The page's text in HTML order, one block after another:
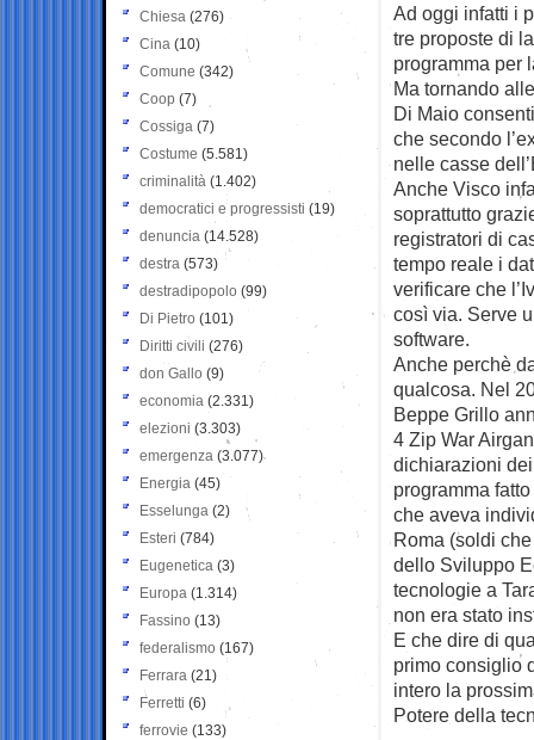
Ad oggi infatti i
tre proposte di
programma per
Ma tornando
Di Maio
che secondo
nelle casse
Anche Visco
soprattutto
registratori di
tempo reale i
verificare che
così via. Serve
software.
Anche perchè
qualcosa. Nel
Beppe Grillo
4 Zip War
dichiarazioni
programma
che aveva
Roma (soldi
dello Sviluppo
tecnologie a
non era stato
E che dire di
primo consiglio
intero la
Potere della
Chiesa (276)
Cina (10)
Comune (342)
Coop (7)
Cossiga (7)
Costume (5.581)
criminalità (1.402)
democratici e progressisti (19)
denuncia (14.528)
destra (573)
destradipopolo (99)
Di Pietro (101)
Diritti civili (276)
don Gallo (9)
economia (2.331)
elezioni (3.303)
emergenza (3.077)
Energia (45)
Esselunga (2)
Esteri (784)
Eugenetica (3)
Europa (1.314)
Fassino (13)
federalismo (167)
Ferrara (21)
Ferretti (6)
ferrovie (133)